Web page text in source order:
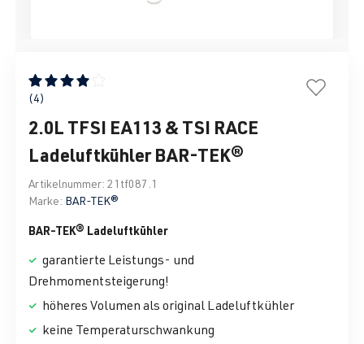
Durchschnittliche Bewertung von 4 von 5 Sternen
(4)
2.0L TFSI EA113 & TSI RACE
Ladeluftkühler BAR-TEK®
Artikelnummer: 21tf087.1
Marke: BAR-TEK®
BAR-TEK® Ladeluftkühler
garantierte Leistungs- und
Drehmomentsteigerung!
höheres Volumen als original Ladeluftkühler
keine Temperaturschwankung